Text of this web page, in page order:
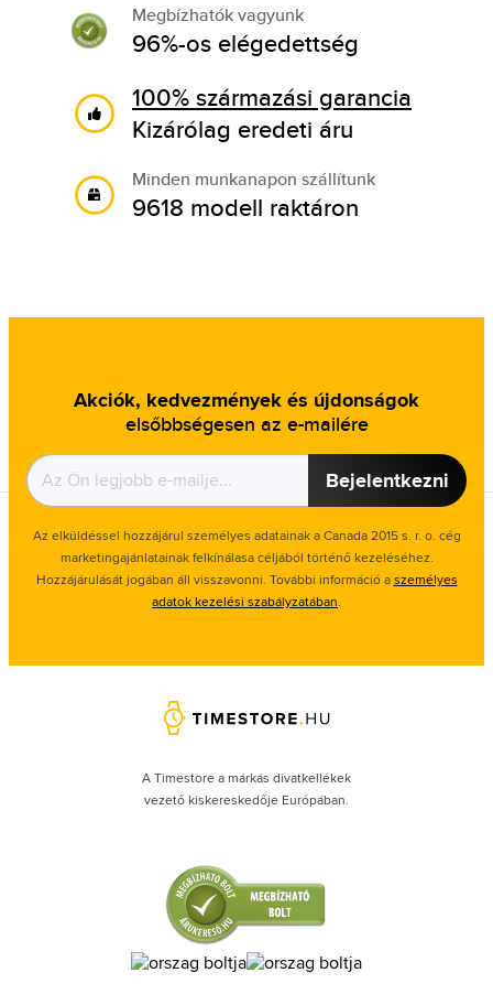
Megbízhatók vagyunk
96%-os elégedettség
100% származási garancia
Kizárólag eredeti áru
Minden munkanapon szállítunk
9618 modell raktáron
Akciók, kedvezmények és újdonságok
elsőbbségesen az e-mailére
Bejelentkezni
Az elküldéssel hozzájárul személyes adatainak a Canada 2015 s. r. o. cég
marketingajánlatainak felkínálasa céljából történő kezeléséhez.
Hozzájárulását jogában áll visszavonni. További információ aszemélyes
adatok kezelési szabályzatában.
A Timestore a márkás divatkellékek
vezető kiskereskedője Európában.